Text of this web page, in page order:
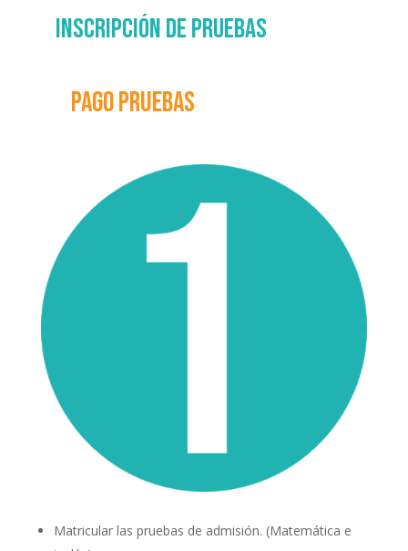
Inscripción de pruebas
Pago pruebas
Matricular las pruebas de admisión. (Matemática e